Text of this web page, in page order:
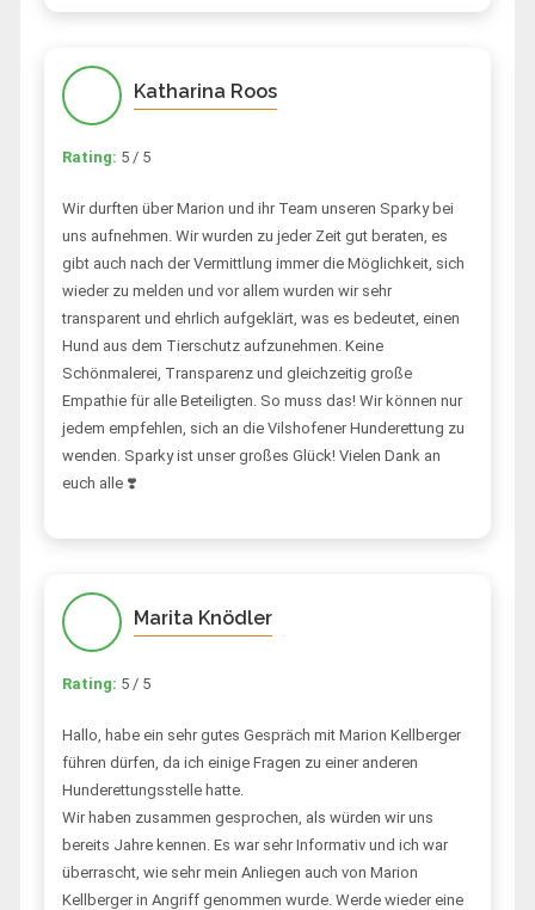
Katharina Roos
Rating: 5 / 5
Wir durften über Marion und ihr Team unseren Sparky bei
uns aufnehmen. Wir wurden zu jeder Zeit gut beraten, es
gibt auch nach der Vermittlung immer die Möglichkeit, sich
wieder zu melden und vor allem wurden wir sehr
transparent und ehrlich aufgeklärt, was es bedeutet, einen
Hund aus dem Tierschutz aufzunehmen. Keine
Schönmalerei, Transparenz und gleichzeitig große
Empathie für alle Beteiligten. So muss das! Wir können nur
jedem empfehlen, sich an die Vilshofener Hunderettung zu
wenden. Sparky ist unser großes Glück! Vielen Dank an
euch alle ❣️
Marita Knödler
Rating: 5 / 5
Hallo, habe ein sehr gutes Gespräch mit Marion Kellberger
führen dürfen, da ich einige Fragen zu einer anderen
Hunderettungsstelle hatte.
Wir haben zusammen gesprochen, als würden wir uns
bereits Jahre kennen. Es war sehr Informativ und ich war
überrascht, wie sehr mein Anliegen auch von Marion
Kellberger in Angriff genommen wurde. Werde wieder eine